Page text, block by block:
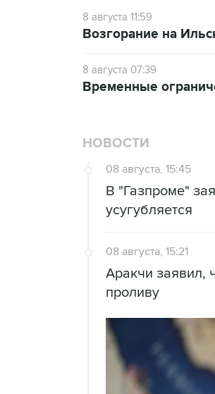
8 августа 11:59
Возгорание на
8 августа 07:39
Временные
НОВОСТИ
08 августа, 15:45
В "Газпроме"
усугубляется
08 августа, 15:21
Аракчи заявил,
проливу